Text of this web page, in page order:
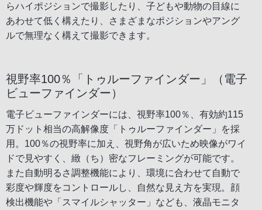
らハイポジションで撮影したり、子どもや動物の目線に
あわせて低く構えたり、さまざまなポジションやアング
ルで無理なく構えて撮影できます。
視野率100％「トゥルーファインダー」（電子
ビューファインダー）
電子ビューファインダーには、視野率100％、有効約115
万ドット相当の高解像度「トゥルーファインダー」を採
用。100％の視野率に加え、視野角が広いため映像がワイ
ドで見やすく、緻（ち）密なフレーミングが可能です。
また自動明るさ調整機能により、環境に合わせて自動で
彩度や輝度をコントロールし、自然な見え方を実現。顔
検出機能や「スマイルシャッター」なども、液晶モニタ